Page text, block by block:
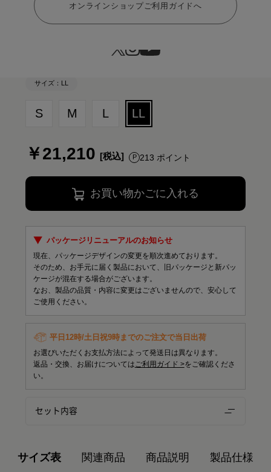
オンラインショップご利用ガイドへ
サイズ：LL
S M L LL
￥21,210 213 ポイント
お買い物かごに入れる
パッケージリニューアルのお知らせ
現在、パッケージデザインの変更を順次進めております。
そのため、お手元に届く製品において、旧パッケージと新パッ
ケージが混在する場合がございます。
なお、製品の品質・内容に変更はございませんので、安心して
ご使用ください。
平日12時/土日祝9時までのご注文で当日出荷
お選びいただくお支払方法によって発送日は異なります。
返品・交換、お届けについてはご利用ガイド >をご確認くださ
い。
セット内容
サイズ表 関連商品 商品説明 製品仕様